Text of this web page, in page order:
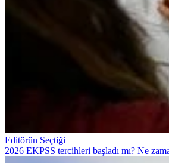
Editörün Seçtiği
2026 EKPSS tercihleri başladı mı? Ne